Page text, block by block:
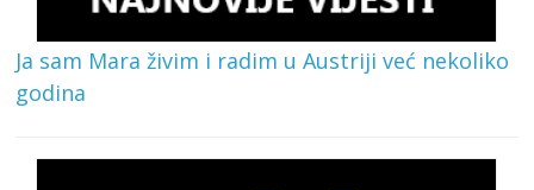
Ja sam Mara živim i radim u Austriji već nekoliko
godina